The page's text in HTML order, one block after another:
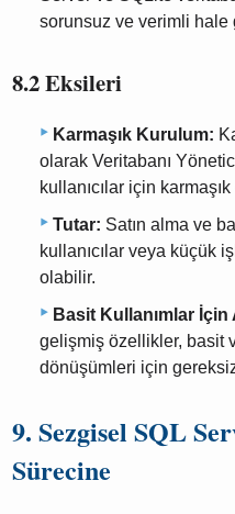
sorunsuz ve verimli hale
8.2 Eksileri
Karmaşık Kurulum:
olarak Veritabanı
kullanıcılar için
Tutar: Satın alma ve
kullanıcılar veya küçük
olabilir.
Basit Kullanımlar İçin
gelişmiş özellikler, basit
dönüşümleri için
9. Sezgisel SQL
Sürecine